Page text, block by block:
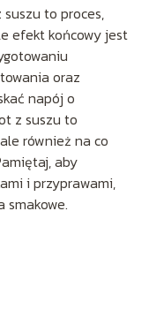
to proces,
efekt końcowy jest
oraz
napój o
z suszu to
również na co
aby
i przyprawami,
smakowe.